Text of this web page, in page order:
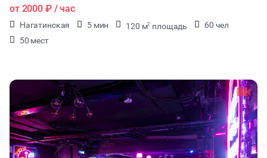
от 2000 ₽/ час
Нагатинская 5 мин 120 м2 площадь
60 чел
50 мест